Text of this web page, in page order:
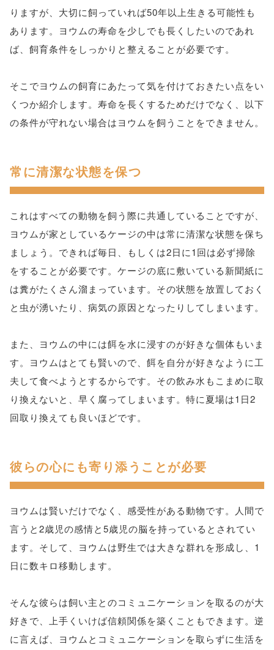
りますが、大切に飼っていれば50年以上生きる可能性も
あります。ヨウムの寿命を少しでも長くしたいのであれ
ば、飼育条件をしっかりと整えることが必要です。
そこでヨウムの飼育にあたって気を付けておきたい点をい
くつか紹介します。寿命を長くするためだけでなく、以下
の条件が守れない場合はヨウムを飼うことをできません。
常に清潔な状態を保つ
これはすべての動物を飼う際に共通していることですが、
ヨウムが家としているケージの中は常に清潔な状態を保ち
ましょう。できれば毎日、もしくは2日に1回は必ず掃除
をすることが必要です。ケージの底に敷いている新聞紙に
は糞がたくさん溜まっています。その状態を放置しておく
と虫が湧いたり、病気の原因となったりしてしまいます。
また、ヨウムの中には餌を水に浸すのが好きな個体もいま
す。ヨウムはとても賢いので、餌を自分が好きなように工
夫して食べようとするからです。その飲み水もこまめに取
り換えないと、早く腐ってしまいます。特に夏場は1日2
回取り換えても良いほどです。
彼らの心にも寄り添うことが必要
ヨウムは賢いだけでなく、感受性がある動物です。人間で
言うと2歳児の感情と5歳児の脳を持っているとされてい
ます。そして、ヨウムは野生では大きな群れを形成し、1
日に数キロ移動します。
そんな彼らは飼い主とのコミュニケーションを取るのが大
好きで、上手くいけば信頼関係を築くこともできます。逆
に言えば、ヨウムとコミュニケーションを取らずに生活を